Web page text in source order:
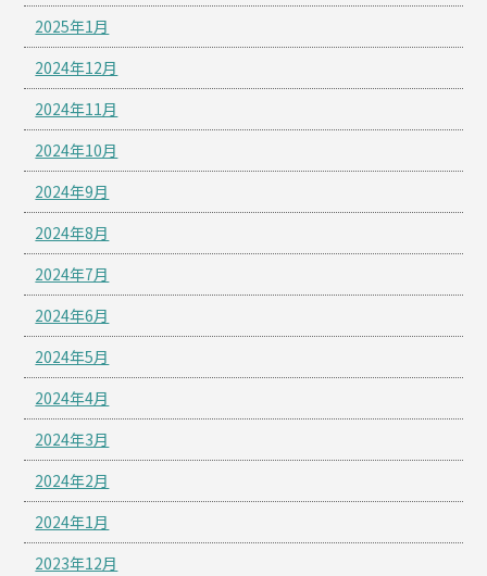
2025年1月
2024年12月
2024年11月
2024年10月
2024年9月
2024年8月
2024年7月
2024年6月
2024年5月
2024年4月
2024年3月
2024年2月
2024年1月
2023年12月